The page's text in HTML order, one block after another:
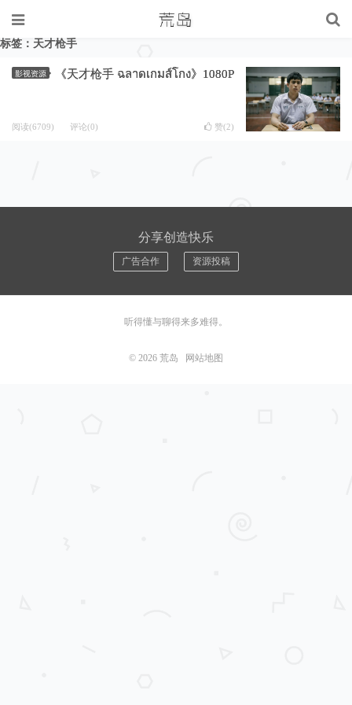
标签：天才枪手
影视资源 《天才枪手 ฉลาดเกมส์โกง》1080P
阅读(6709) 评论(0) 赞(2)
分享创造快乐
广告合作 资源投稿
听得懂与聊得来多难得。
© 2026 荒岛 网站地图